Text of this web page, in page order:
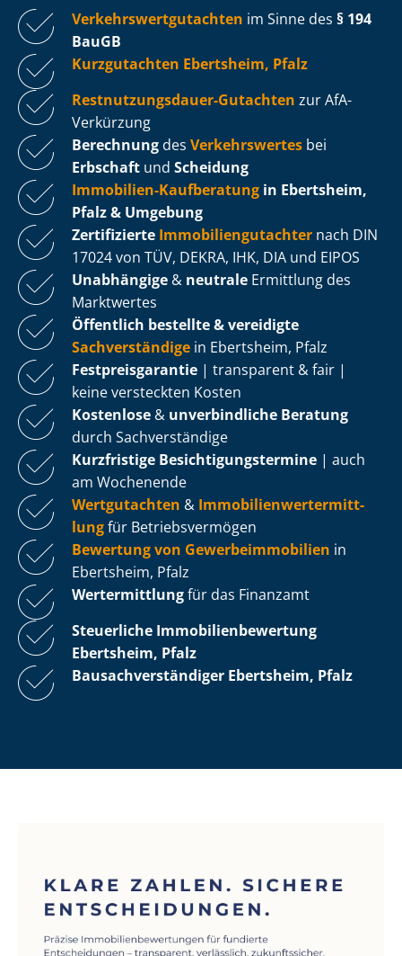
Ver­kehrs­wert­gut­ach­ten im Sinne des § 194
BauGB
Kurzgutachten Ebertsheim, Pfalz
Rest­nut­zungs­dau­er-Gutachten zur AfA-
Verkürzung
Berechnung des Verkehrswertes bei
Erbschaft und Scheidung
Immobilien-Kaufberatung in Ebertsheim,
Pfalz & Umgebung
Zertifizierte Im­mo­bi­li­en­gut­ach­ter nach DIN
17024 von TÜV, DEKRA, IHK, DIA und EIPOS
Unabhängige & neutrale Ermittlung des
Marktwertes
Öffentlich bestellte & vereidigte
Sachverständige in Ebertsheim, Pfalz
Fest­preis­ga­ran­tie | transparent & fair |
keine versteckten Kosten
Kostenlose & unverbindliche Beratung
durch Sachverständige
Kurzfristige Be­sich­ti­gungs­ter­mi­ne | auch
am Wochenende
Wertgutachten & Im­mo­bi­li­en­wert­ermitt­
lungfür Be­triebs­ver­mö­gen
Bewertung von Ge­wer­be­im­mo­bi­li­en in
Ebertsheim, Pfalz
Wertermittlungfür das Finanzamt
Steuerliche Im­mo­bi­li­en­be­wer­tung
Ebertsheim, Pfalz
Bau­sach­ver­stän­di­ger Ebertsheim, Pfalz